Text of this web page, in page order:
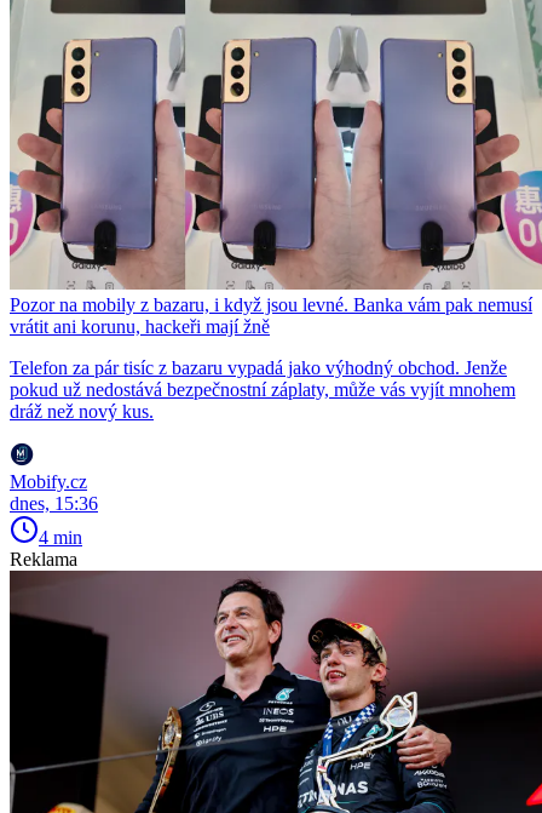
Pozor na mobily z bazaru, i když jsou levné. Banka vám pak nemusí
vrátit ani korunu, hackeři mají žně
Telefon za pár tisíc z bazaru vypadá jako výhodný obchod. Jenže
pokud už nedostává bezpečnostní záplaty, může vás vyjít mnohem
dráž než nový kus.
Mobify.cz
dnes, 15:36
4 min
Reklama